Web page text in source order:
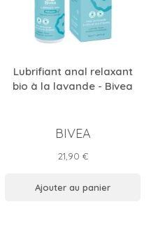
Lubrifiant anal relaxant
bio à la lavande - Bivea
BIVEA
Prix
21,90 €
Ajouter au panier